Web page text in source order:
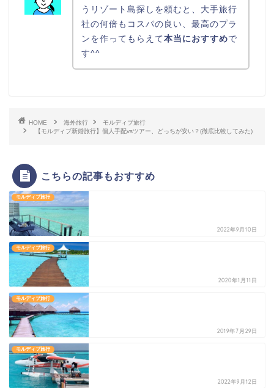
うリゾート島探しを頼むと、大手旅行
社の何倍もコスパの良い、最高のプラ
ンを作ってもらえて本当におすすめで
す^^
HOME 海外旅行
モルディブ旅行
【モルディブ新婚旅行】個人手配vsツアー、どっちが安い？(徹底比較してみた)
こちらの記事もおすすめ
モルディブ旅行
2022年9月10日
モルディブ旅行
2020年1月11日
モルディブ旅行
2019年7月29日
モルディブ旅行
2022年9月12日